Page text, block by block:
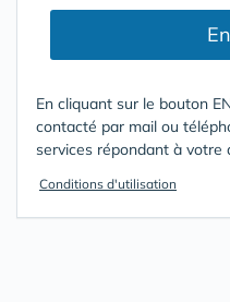
En cliquant sur le bouton
contacté par mail ou
services répondant à votre
Conditions d'utilisation